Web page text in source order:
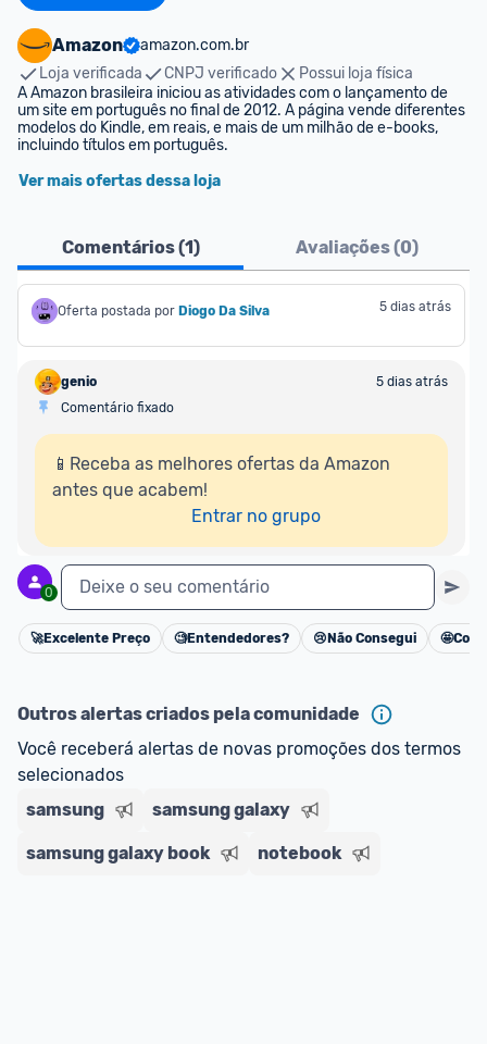
Amazon
amazon.com.br
Loja verificada
CNPJ verificado
Possui loja física
A Amazon brasileira iniciou as atividades com o lançamento de
um site em português no final de 2012. A página vende diferentes
modelos do Kindle, em reais, e mais de um milhão de e-books,
incluindo títulos em português.
Ver mais ofertas dessa loja
Comentários (1) Avaliações (0)
Oferta postada por Diogo Da Silva 5 dias atrás
genio
5 dias atrás
Comentário fixado
📱Receba as melhores ofertas da Amazon
antes que acabem!
Entrar no grupo
0 Deixe o seu comentário
Cancelar
🚀Excelente Preço 🧐Entendedores? 😢 Não Consegui 🤩
Outros alertas criados pela comunidade
Você receberá alertas de novas promoções dos termos
selecionados
samsung
samsung galaxy
samsung galaxy book notebook